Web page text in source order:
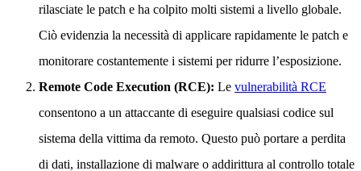
rilasciate le patch e ha colpito molti sistemi a livello globale.
Ciò evidenzia la necessità di applicare rapidamente le patch e
monitorare costantemente i sistemi per ridurre l’esposizione.
Remote Code Execution (RCE): Le vulnerabilità RCE
consentono a un attaccante di eseguire qualsiasi codice sul
sistema della vittima da remoto. Questo può portare a perdita
di dati, installazione di malware o addirittura al controllo totale